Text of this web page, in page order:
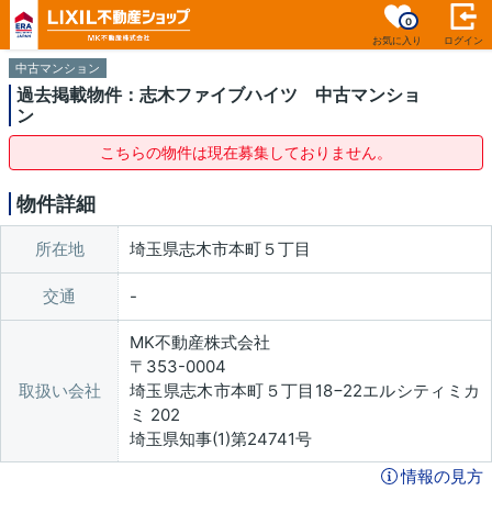
お気に入り
0
ログイン
中古マンション
過去掲載物件：志木ファイブハイツ 中古マンショ
ン
こちらの物件は現在募集しておりません。
物件詳細
所在地 埼玉県志木市本町５丁目
交通
取扱い会社
MK不動産株式会社
〒353-0004
埼玉県志木市本町５丁目18−22エルシティミカ
ミ 202
埼玉県知事(1)第24741号
情報の見方